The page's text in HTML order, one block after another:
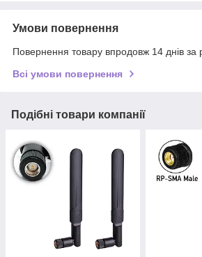
Умови повернення
Повернення товару впродовж 14 днів за
Всі умови повернення
Подібні товари компанії